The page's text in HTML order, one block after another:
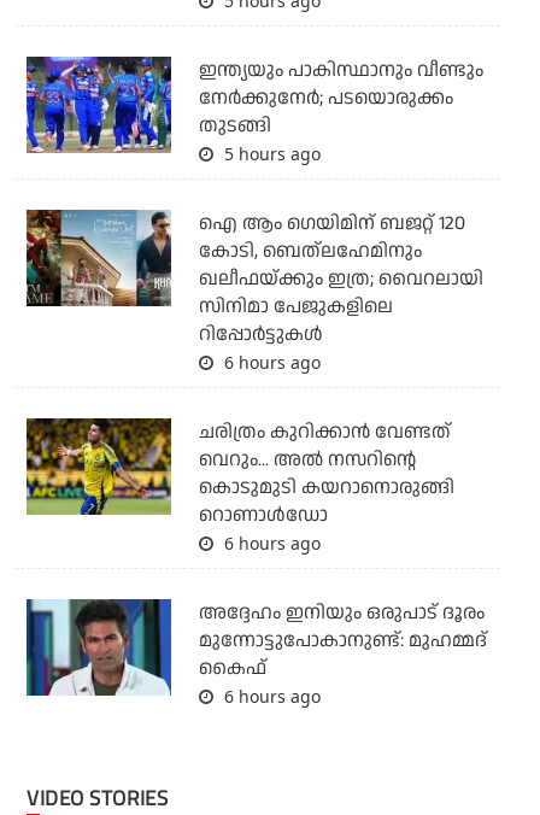
ഇന്ത്യയും പാകിസ്ഥാനും വീണ്ടും
നേര്‍ക്കുനേര്‍; പടയൊരുക്കം
തുടങ്ങി
5 hours ago
ഐ ആം ഗെയിമിന് ബജറ്റ് 120
കോടി, ബെത്‌ലഹേമിനും
ഖലീഫയ്ക്കും ഇത്ര; വൈറലായി
സിനിമാ പേജുകളിലെ
റിപ്പോര്‍ട്ടുകള്‍
6 hours ago
ചരിത്രം കുറിക്കാന്‍ വേണ്ടത്
വെറും... അല്‍ നസറിന്റെ
കൊടുമുടി കയറാനൊരുങ്ങി
റൊണാള്‍ഡോ
6 hours ago
അദ്ദേഹം ഇനിയും ഒരുപാട് ദൂരം
മുന്നോട്ടുപോകാനുണ്ട്: മുഹമ്മദ്
കൈഫ്
6 hours ago
VIDEO STORIES